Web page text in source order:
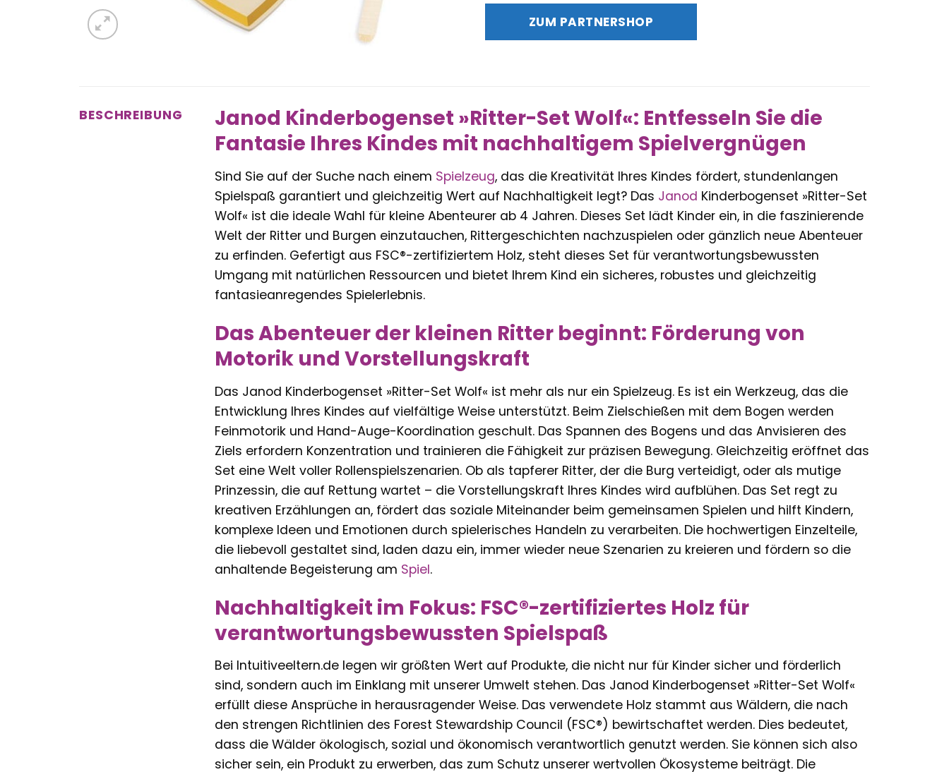
war:
23,99 €
ist:
20,84 €.
ZUM PARTNERSHOP
BESCHREIBUNG
Janod Kinderbogenset »Ritter-Set Wolf«: Entfesseln Sie die
Fantasie Ihres Kindes mit nachhaltigem Spielvergnügen
Sind Sie auf der Suche nach einem Spielzeug, das die Kreativität Ihres Kindes fördert, stundenlangen
Spielspaß garantiert und gleichzeitig Wert auf Nachhaltigkeit legt? Das Janod Kinderbogenset »Ritter-Set
Wolf« ist die ideale Wahl für kleine Abenteurer ab 4 Jahren. Dieses Set lädt Kinder ein, in die faszinierende
Welt der Ritter und Burgen einzutauchen, Rittergeschichten nachzuspielen oder gänzlich neue Abenteuer
zu erfinden. Gefertigt aus FSC®-zertifiziertem Holz, steht dieses Set für verantwortungsbewussten
Umgang mit natürlichen Ressourcen und bietet Ihrem Kind ein sicheres, robustes und gleichzeitig
fantasieanregendes Spielerlebnis.
Das Abenteuer der kleinen Ritter beginnt: Förderung von
Motorik und Vorstellungskraft
Das Janod Kinderbogenset »Ritter-Set Wolf« ist mehr als nur ein Spielzeug. Es ist ein Werkzeug, das die
Entwicklung Ihres Kindes auf vielfältige Weise unterstützt. Beim Zielschießen mit dem Bogen werden
Feinmotorik und Hand-Auge-Koordination geschult. Das Spannen des Bogens und das Anvisieren des
Ziels erfordern Konzentration und trainieren die Fähigkeit zur präzisen Bewegung. Gleichzeitig eröffnet das
Set eine Welt voller Rollenspielszenarien. Ob als tapferer Ritter, der die Burg verteidigt, oder als mutige
Prinzessin, die auf Rettung wartet – die Vorstellungskraft Ihres Kindes wird aufblühen. Das Set regt zu
kreativen Erzählungen an, fördert das soziale Miteinander beim gemeinsamen Spielen und hilft Kindern,
komplexe Ideen und Emotionen durch spielerisches Handeln zu verarbeiten. Die hochwertigen Einzelteile,
die liebevoll gestaltet sind, laden dazu ein, immer wieder neue Szenarien zu kreieren und fördern so die
anhaltende Begeisterung am Spiel.
Nachhaltigkeit im Fokus: FSC®-zertifiziertes Holz für
verantwortungsbewussten Spielspaß
Bei Intuitiveeltern.de legen wir größten Wert auf Produkte, die nicht nur für Kinder sicher und förderlich
sind, sondern auch im Einklang mit unserer Umwelt stehen. Das Janod Kinderbogenset »Ritter-Set Wolf«
erfüllt diese Ansprüche in herausragender Weise. Das verwendete Holz stammt aus Wäldern, die nach
den strengen Richtlinien des Forest Stewardship Council (FSC®) bewirtschaftet werden. Dies bedeutet,
dass die Wälder ökologisch, sozial und ökonomisch verantwortlich genutzt werden. Sie können sich also
sicher sein, ein Produkt zu erwerben, das zum Schutz unserer wertvollen Ökosysteme beiträgt. Die